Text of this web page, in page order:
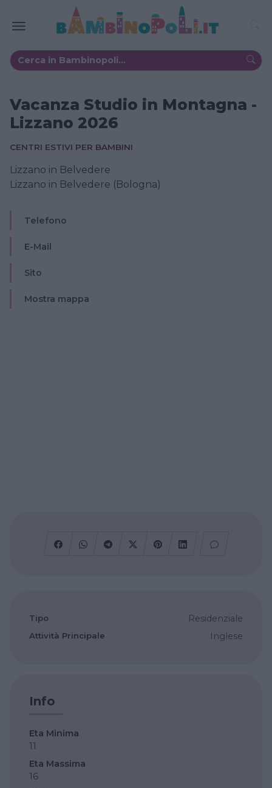
Vacanza Studio in Montagna -
Lizzano 2026
CENTRI ESTIVI PER BAMBINI
Lizzano in Belvedere
Lizzano in Belvedere (Bologna)
Telefono
E-Mail
Sito
Mostra mappa
Tipo Residenziale
Attività Principale Inglese
Info
Eta Minima
11
Eta Massima
16